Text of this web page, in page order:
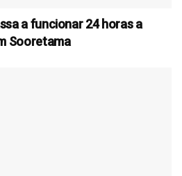
a funcionar 24 horas a
Sooretama